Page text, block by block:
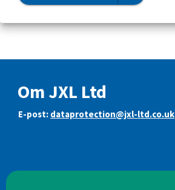
Om JXL Ltd
E-post: dataprotection@jxl-ltd.co.uk